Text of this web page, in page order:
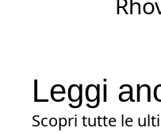
Leggi
Scopri tutte le